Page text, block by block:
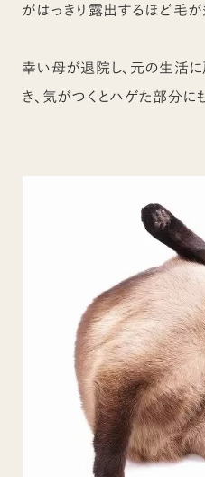
がはっきり露出するほど毛が
幸い母が退院し、元の生活
き、気がつくとハゲた部分に